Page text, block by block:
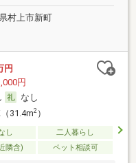
村上市新町
円
円
なし
31.4m2）
し
二人暮らし
隣含) ペット相談可